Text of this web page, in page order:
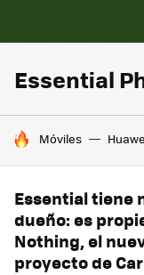
Essential
HOY SE HABLA DE
Móviles
Essential tiene
dueño: es
Nothing, el
proyecto de